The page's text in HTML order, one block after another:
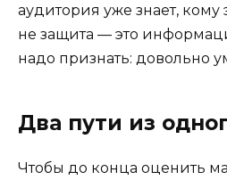
аудитория уже знает, кому
не защита — это
надо признать: довольно
Два пути из
Чтобы до конца оценить